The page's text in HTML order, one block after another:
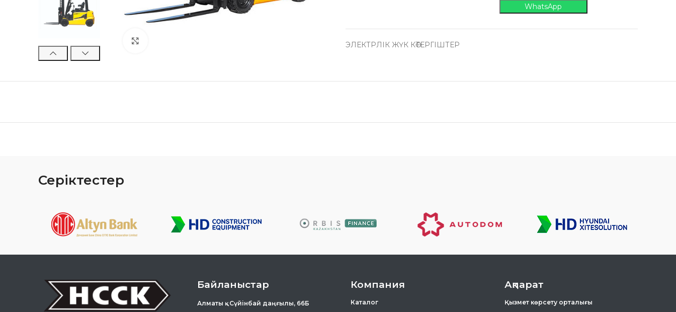
WhatsApp
ЭЛЕКТРЛІК ЖҮК КӨТЕРГІШТЕР
Серіктестер
Байланыстар
Алматы қ . Сүйінбай даңғылы, 66Б
Компания
Каталог
Ақпарат
Қызмет көрсету орталығы